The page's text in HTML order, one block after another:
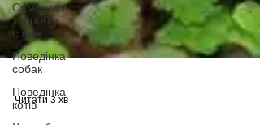
Симптоми
хвороб у
собак
Поведінка
собак
Поведінка
котів